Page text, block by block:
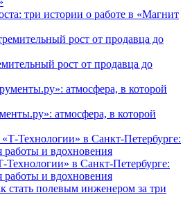
три истории о работе в «Магнит
рост от продавца до
атмосфера, в которой
в Санкт-Петербурге:
работы и вдохновения